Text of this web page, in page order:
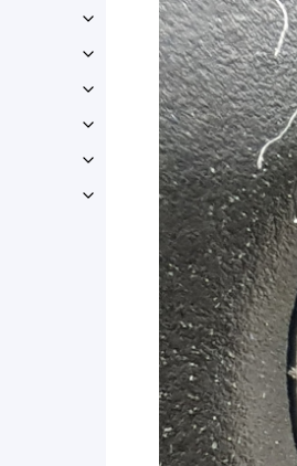
Toggle navigation of
Toggle navigation of
Toggle navigation of
Toggle navigation of
Toggle navigation of
Toggle navigation of